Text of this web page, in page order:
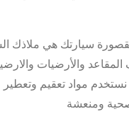
سيارتك هي ملاذك
والأرضيات
نستخدم مواد تعقيم وتعطير
ومنعشة